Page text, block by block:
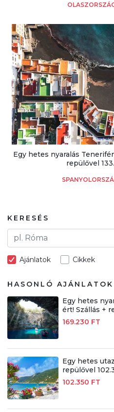
Egy hetes nyaralás
repülővel
KERESÉS
Ajánlatok Cikkek
HASONLÓ AJÁNLATOK
Egy hetes
ért! Szállás +
169.230 FT
Egy hetes
repülővel
102.350 FT